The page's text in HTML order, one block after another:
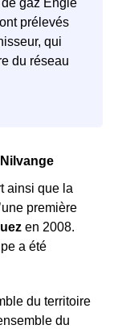
l’ancien
de gaz Engie
prélevés
qui
du réseau
ainsi que la
première
en 2008.
a été
du territoire
du